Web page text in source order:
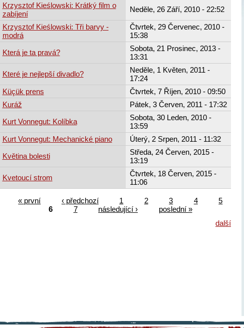
Krzysztof Kieślowski: Krátký film o
zabíjení
Neděle, 26 Září, 2010 - 22:52
Krzysztof Kieślowski: Tři barvy -
modrá
Čtvrtek, 29 Červenec, 2010 -
15:38
Která je ta pravá?
Sobota, 21 Prosinec, 2013 -
13:31
Které je nejlepší divadlo?
Neděle, 1 Květen, 2011 -
17:24
Küçük prens
Čtvrtek, 7 Říjen, 2010 - 09:50
Kuráž
Pátek, 3 Červen, 2011 - 17:32
Kurt Vonnegut: Kolíbka
Sobota, 30 Leden, 2010 -
13:59
Kurt Vonnegut: Mechanické piano
Úterý, 2 Srpen, 2011 - 11:32
Květina bolesti
Středa, 24 Červen, 2015 -
13:19
Kvetoucí strom
Čtvrtek, 18 Červen, 2015 -
11:06
« první ‹ předchozí 1 2 3 4
5
6
7 následující ›
poslední »
další